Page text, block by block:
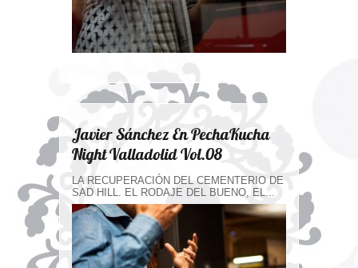
Javier Sánchez En PechaKucha
Night Valladolid Vol.08
LA RECUPERACIÓN DEL CEMENTERIO DE
SAD HILL. EL RODAJE DEL BUENO, EL...